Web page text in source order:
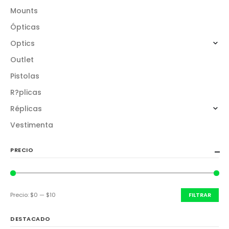
Mounts
Ópticas
Optics
Outlet
Pistolas
R?plicas
Réplicas
Vestimenta
PRECIO
FILTRAR
Precio: $0 — $10
DESTACADO